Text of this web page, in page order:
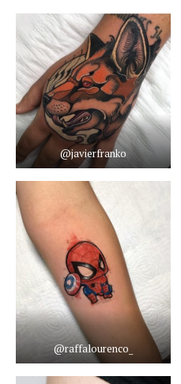
@javierfranko
@raffalourenco_